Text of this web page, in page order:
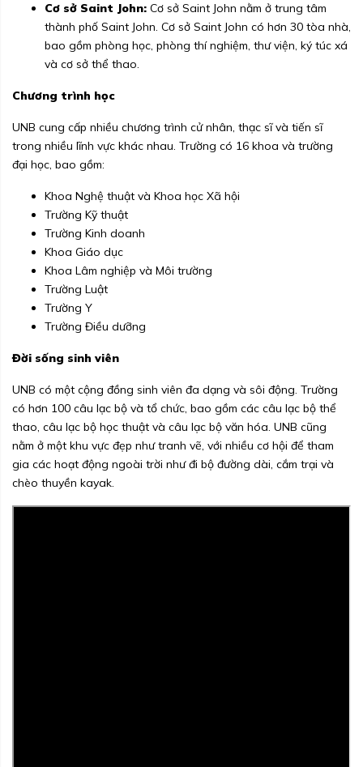
Cơ sở Saint John: Cơ sở Saint John nằm ở trung tâm
thành phố Saint John. Cơ sở Saint John có hơn 30 tòa nhà,
bao gồm phòng học, phòng thí nghiệm, thư viện, ký túc xá
và cơ sở thể thao.
Chương trình học
UNB cung cấp nhiều chương trình cử nhân, thạc sĩ và tiến sĩ
trong nhiều lĩnh vực khác nhau. Trường có 16 khoa và trường
đại học, bao gồm:
Khoa Nghệ thuật và Khoa học Xã hội
Trường Kỹ thuật
Trường Kinh doanh
Khoa Giáo dục
Khoa Lâm nghiệp và Môi trường
Trường Luật
Trường Y
Trường Điều dưỡng
Đời sống sinh viên
UNB có một cộng đồng sinh viên đa dạng và sôi động. Trường
có hơn 100 câu lạc bộ và tổ chức, bao gồm các câu lạc bộ thể
thao, câu lạc bộ học thuật và câu lạc bộ văn hóa. UNB cũng
nằm ở một khu vực đẹp như tranh vẽ, với nhiều cơ hội để tham
gia các hoạt động ngoài trời như đi bộ đường dài, cắm trại và
chèo thuyền kayak.